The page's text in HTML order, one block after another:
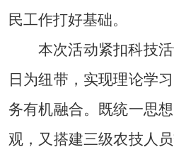
民工作打好基础。
本次活动紧扣科技
日为纽带，实现理论学
务有机融合。既统一思
观，又搭建三级农技人